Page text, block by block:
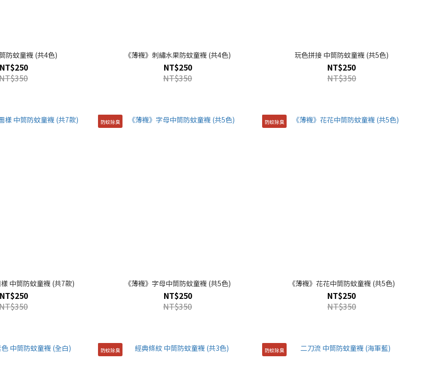
防蚊童襪 (共4色)
NT$250
《薄襪》刺繡水果防蚊童襪 (共4色)
NT$250
NT$350
玩色拼接 中筒防蚊童襪 (共5色)
NT$250
NT$350
樣 中筒防蚊童襪 (共7款)
NT$250
防蚊除臭
《薄襪》字母中筒防蚊童襪 (共5色)
NT$250
NT$350
防蚊除臭
《薄襪》花花中筒防蚊童襪 (共5色)
NT$250
NT$350
防蚊除臭 防蚊除臭